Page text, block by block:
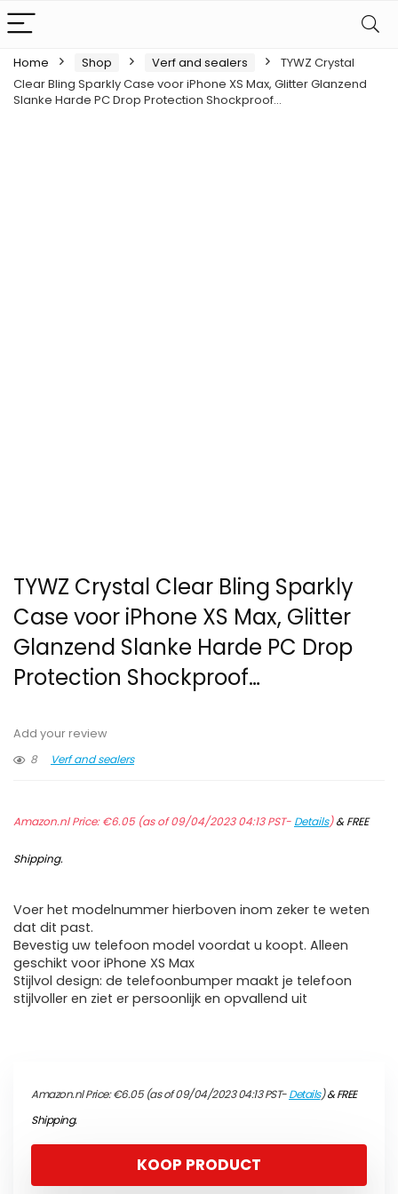
Home Shop Verf and sealers
TYWZ Crystal
Clear Bling Sparkly Case voor iPhone XS Max, Glitter Glanzend
Slanke Harde PC Drop Protection Shockproof…
TYWZ Crystal Clear Bling Sparkly
Case voor iPhone XS Max, Glitter
Glanzend Slanke Harde PC Drop
Protection Shockproof…
Add your review
8
Verf and sealers
Amazon.nl Price:€6.05(as of 09/04/2023 04:13 PST- Details)&FREE
Shipping.
Voer het modelnummer hierboven inom zeker te weten
dat dit past.
Bevestig uw telefoon model voordat u koopt. Alleen
geschikt voor iPhone XS Max
Stijlvol design: de telefoonbumper maakt je telefoon
stijlvoller en ziet er persoonlijk en opvallend uit
Amazon.nl Price:€6.05(as of 09/04/2023 04:13 PST-Details)&FREE
Shipping.
KOOP PRODUCT